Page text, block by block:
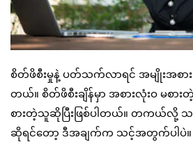
စိတ်ဖိစီးမှုနဲ့ ပတ်သက်လာရင် အမျိုးအစား (၂
တယ်။ စိတ်ဖိစီးချိန်မှာ အစားလုံးဝ မစ
စားတဲ့သူဆိုပြီးဖြစ်ပါတယ်။ တကယ်လို့
ဆိုရင်တော့ ဒီအချက်က သင့်အတွက်ပါပဲ။